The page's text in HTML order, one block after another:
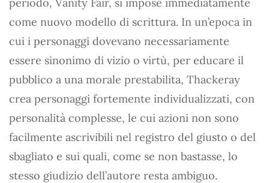
come nuovo modello di scrittura. In un’epoca in
cui i personaggi dovevano necessariamente
essere sinonimo di vizio o virtù, per educare il
pubblico a una morale prestabilita, Thackeray
crea personaggi fortemente individualizzati, con
personalità complesse, le cui azioni non sono
facilmente ascrivibili nel registro del giusto o del
sbagliato e sui quali, come se non bastasse, lo
stesso giudizio dell’autore resta ambiguo.